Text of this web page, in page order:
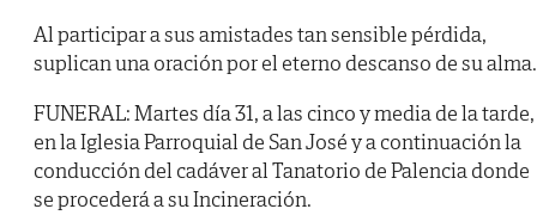
Al participar a sus amistades tan sensible pérdida,
suplican una oración por el eterno descanso de su alma.
FUNERAL: Martes día 31, a las cinco y media de la tarde,
en la Iglesia Parroquial de San José y a continuación la
conducción del cadáver al Tanatorio de Palencia donde
se procederá a su Incineración.